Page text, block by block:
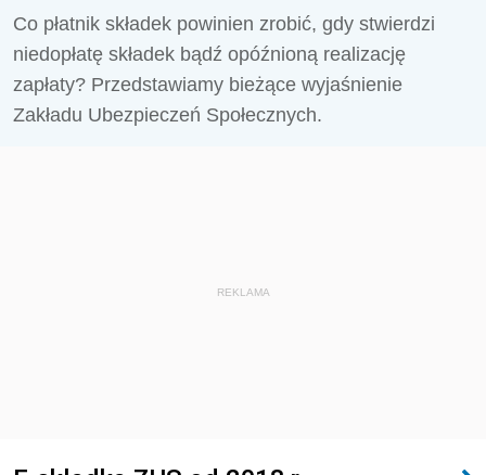
Co płatnik składek powinien zrobić, gdy stwierdzi
niedopłatę składek bądź opóźnioną realizację
zapłaty? Przedstawiamy bieżące wyjaśnienie
Zakładu Ubezpieczeń Społecznych.
REKLAMA